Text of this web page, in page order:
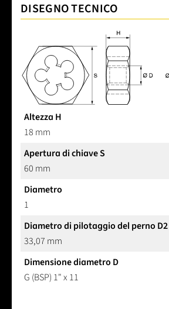
DISEGNO TECNICO
Altezza H
18 mm
Apertura di chiave S
60 mm
Diametro
1
Diametro di pilotaggio del perno D2
33,07 mm
Dimensione diametro D
G (BSP) 1" x 11